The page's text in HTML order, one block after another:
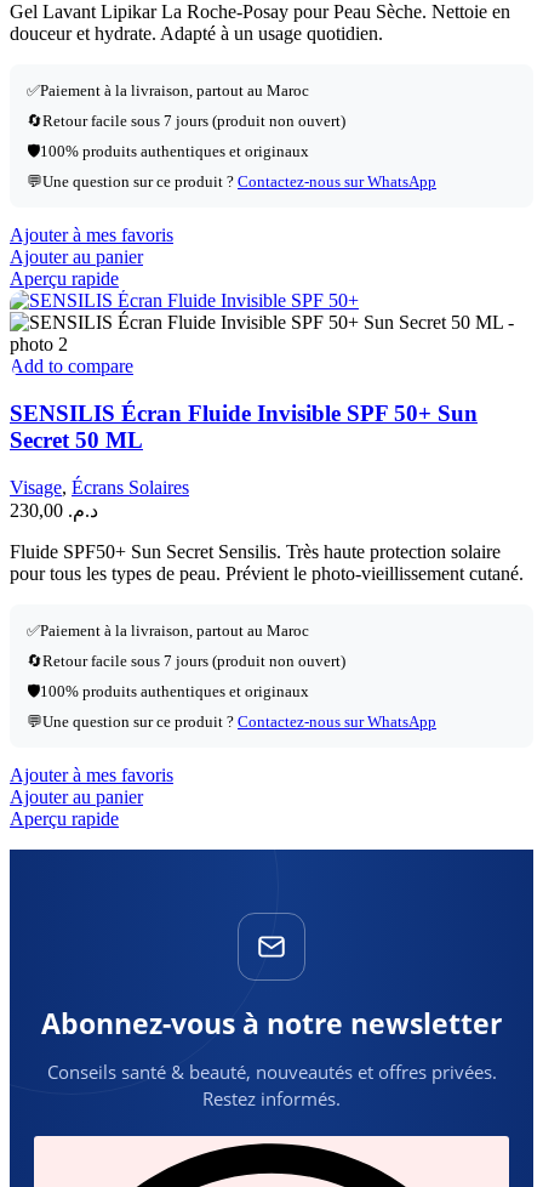
Gel Lavant Lipikar La Roche-Posay pour Peau Sèche. Nettoie en
douceur et hydrate. Adapté à un usage quotidien.
✅Paiement à la livraison, partout au Maroc
🔄Retour facile sous 7 jours (produit non ouvert)
🛡️100% produits authentiques et originaux
💬Une question sur ce produit ? Contactez-nous sur WhatsApp
Ajouter à mes favoris
Ajouter au panier
Aperçu rapide
Add to compare
SENSILIS Écran Fluide Invisible SPF 50+ Sun
Secret 50 ML
Visage, Écrans Solaires
د.م.
Fluide SPF50+ Sun Secret Sensilis. Très haute protection solaire
pour tous les types de peau. Prévient le photo-vieillissement cutané.
✅Paiement à la livraison, partout au Maroc
🔄Retour facile sous 7 jours (produit non ouvert)
🛡️100% produits authentiques et originaux
💬Une question sur ce produit ? Contactez-nous sur WhatsApp
Ajouter à mes favoris
Ajouter au panier
Aperçu rapide
Abonnez-vous à notre newsletter
Conseils santé & beauté, nouveautés et offres privées.
Restez informés.